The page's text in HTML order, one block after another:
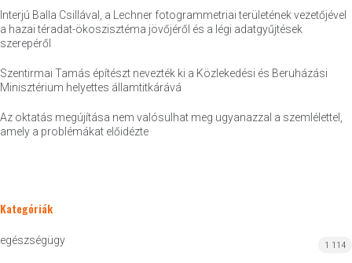
Interjú Balla Csillával, a Lechner fotogrammetriai területének vezetőjével
a hazai téradat-ökoszisztéma jövőjéről és a légi adatgyűjtések
szerepéről
Szentirmai Tamás építészt nevezték ki a Közlekedési és Beruházási
Minisztérium helyettes államtitkárává
Az oktatás megújítása nem valósulhat meg ugyanazzal a szemlélettel,
amely a problémákat előidézte
Kategóriák
egészségügy 1 114